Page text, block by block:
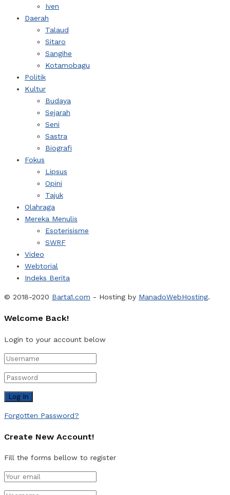
Iven
Daerah
Talaud
Sitaro
Sangihe
Kotamobagu
Politik
Kultur
Budaya
Sejarah
Seni
Sastra
Biografi
Fokus
Lipsus
Opini
Tajuk
Olahraga
Mereka Menulis
Esoterisisme
SWRF
Video
Webtorial
Indeks Berita
© 2018-2020 Barta1.com - Hosting by ManadoWebHosting.
Welcome Back!
Login to your account below
Forgotten Password?
Create New Account!
Fill the forms bellow to register